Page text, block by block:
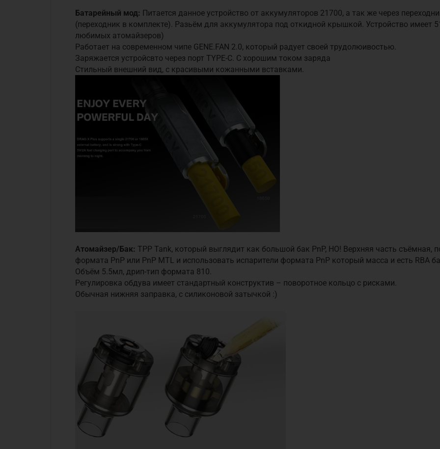
Батарейный мод: Питается данное устройство от аккумуляторов 21700, а так же через
(переходник в комплекте). Разьём для аккумулятора под откидной крышкой. Устройство имеет
любимых атомайзеров)
Работает на современном чипе GENE.FAN 2.0, который радует своей трудолюивостью.
Заряжается устройсвто через порт TYPE-C. С хорошим током заряда
Стильный внешний вид, с красивыми кожанными вставками.
Атомайзер/Бак: TPP Tank, который выглядит как большой бак PnP, НО! Верхняя часть съёмная,
формата PnP или PnP MTL и использовать испарители формата PnP который масса и есть RBA
Объём 5.5мл, дрип-тип формата 810.
Регулировка обдува имеет стандартный конструктив – поворотное кольцо с рисками.
Обычная нижняя заправка, с силиконовой затычкой :)